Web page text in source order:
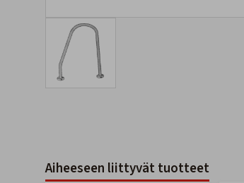
Aiheeseen liittyvät tuotteet